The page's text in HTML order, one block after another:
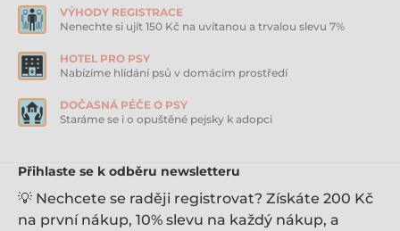
Velikost balení: 50gVíte, že?
součástí kočičí výživy.
VÝHODY REGISTRACE
Nenechte si ujít 150 Kč na uvítanou a trvalou slevu 7%
HOTEL PRO PSY
Nabízíme hlídání psů v domácím prostředí
DOČASNÁ PÉČE O PSY
Staráme se i o opuštěné pejsky k adopci
Přihlaste se k odběru newsletteru
💡 Nechcete se raději registrovat? Získáte 200 Kč
na první nákup, 10% slevu na každý nákup, a